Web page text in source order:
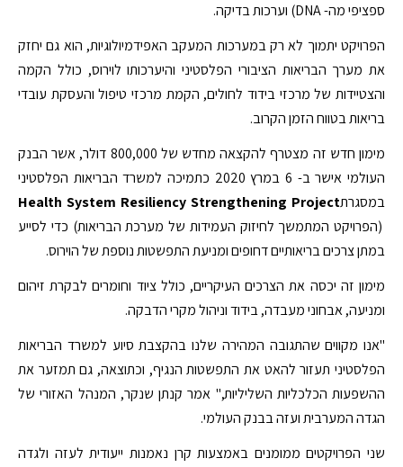
ספציפי מה- DNA) וערכות בדיקה.
הפרויקט יתמוך לא רק במערכות המעקב האפידמיולוגיות, הוא גם יחזק
את מערך הבריאות הציבורי הפלסטיני והיערכותו לוירוס, כולל הקמה
והצטיידות של מרכזי בידוד לחולים, הקמת מרכזי טיפול והעסקת עובדי
בריאות בטווח הזמן הקרוב.
מימון חדש זה מצטרף להקצאה מחדש של 800,000 דולר, אשר הבנק
העולמי אישר ב- 6 במרץ 2020 כתמיכה למשרד הבריאות הפלסטיני
במסגרתHealth System Resiliency Strengthening Project
(הפרויקט המתמשך לחיזוק העמידות של מערכת הבריאות) כדי לסייע
במתן צרכים בריאותיים דחופים ומניעת התפשטות נוספת של הוירוס.
מימון זה יכסה את הצרכים העיקריים, כולל ציוד וחומרים לבקרת זיהום
ומניעה, אבחוני מעבדה, בידוד וניהול מקרי הדבקה.
"אנו מקווים שהתגובה המהירה שלנו בהקצבת סיוע למשרד הבריאות
הפלסטיני תעזור להאט את התפשטות הנגיף, וכתוצאה, גם תמזער את
ההשפעות הכלכליות השליליות," אמר קנתן שנקר, המנהל האזורי של
הגדה המערבית ועזה בבנק העולמי.
שני הפרויקטים ממומנים באמצעות קרן נאמנות ייעודית לעזה ולגדה